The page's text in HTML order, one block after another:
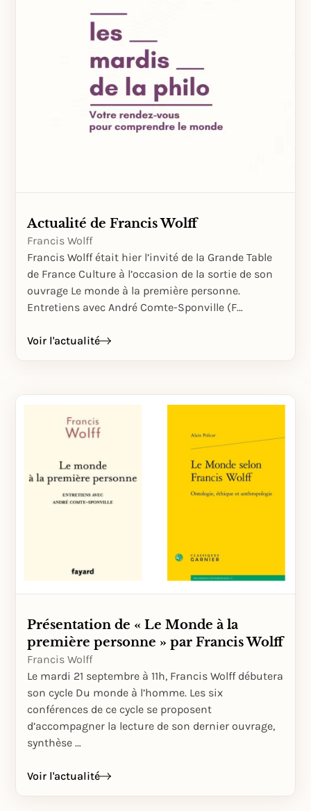
Actualité de Francis Wolff
Francis Wolff
Francis Wolff était hier l’invité de la Grande Table
de France Culture à l’occasion de la sortie de son
ouvrage Le monde à la première personne.
Entretiens avec André Comte-Sponville (F…
Voir l'actualité
Présentation de « Le Monde à la
première personne » par Francis Wolff
Francis Wolff
Le mardi 21 septembre à 11h, Francis Wolff débutera
son cycle Du monde à l’homme. Les six
conférences de ce cycle se proposent
d’accompagner la lecture de son dernier ouvrage,
synthèse …
Voir l'actualité